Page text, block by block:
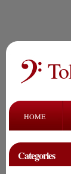
HOME
Categories